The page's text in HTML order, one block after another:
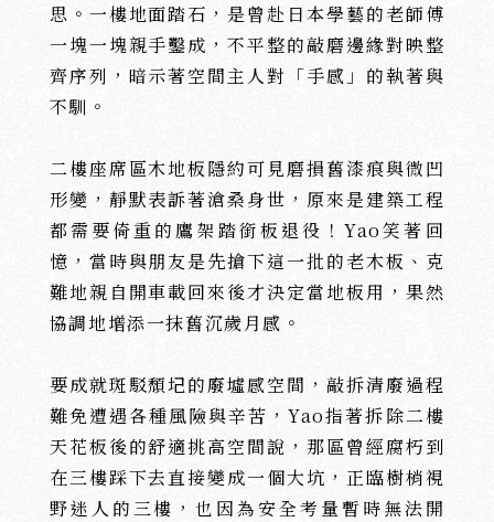
思。一樓地面踏石，是曾赴日本學藝的老師傅
一塊一塊親手鑿成，不平整的敲磨邊緣對映整
齊序列，暗示著空間主人對「手感」的執著與
不馴。
二樓座席區木地板隱約可見磨損舊漆痕與微凹
形變，靜默表訴著滄桑身世，原來是建築工程
都需要倚重的鷹架踏銜板退役！Yao笑著回
憶，當時與朋友是先搶下這一批的老木板、克
難地親自開車載回來後才決定當地板用，果然
協調地增添一抹舊沉歲月感。
要成就斑駁頹圮的廢墟感空間，敲拆清廢過程
難免遭遇各種風險與辛苦，Yao指著拆除二樓
天花板後的舒適挑高空間說，那區曾經腐朽到
在三樓踩下去直接變成一個大坑，正臨樹梢視
野迷人的三樓，也因為安全考量暫時無法開